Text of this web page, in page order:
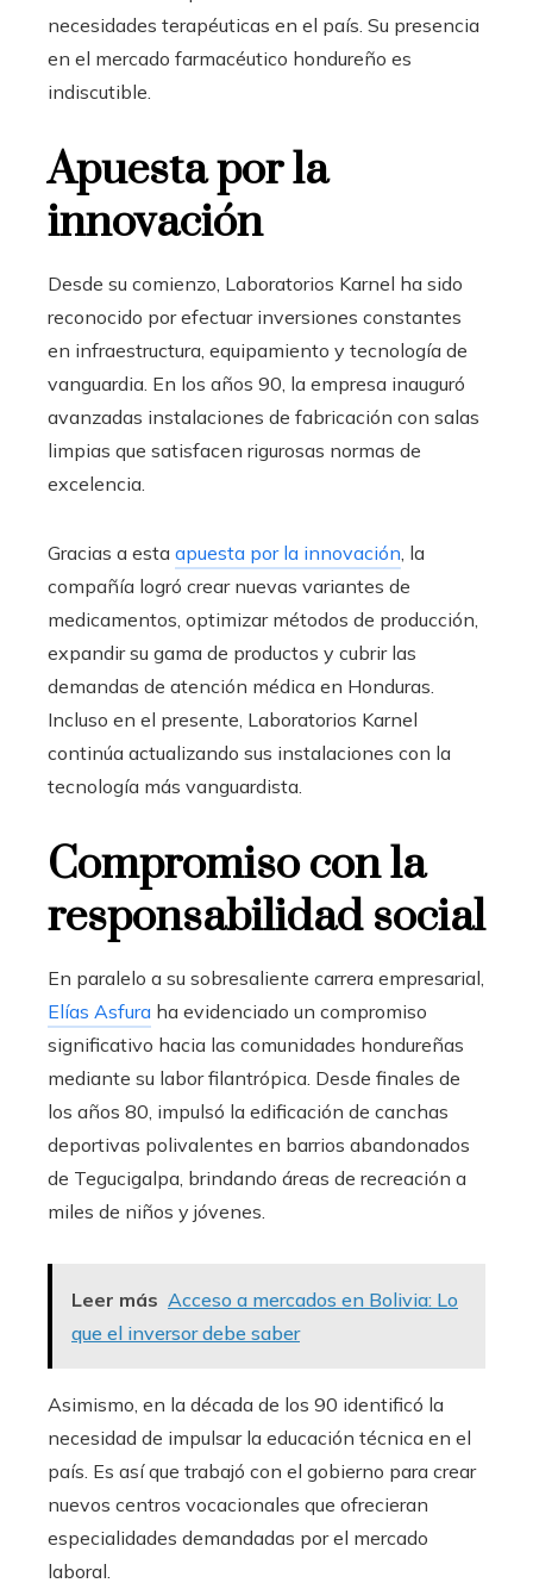
necesidades terapéuticas en el país. Su presencia
en el mercado farmacéutico hondureño es
indiscutible.
Apuesta por la
innovación
Desde su comienzo, Laboratorios Karnel ha sido
reconocido por efectuar inversiones constantes
en infraestructura, equipamiento y tecnología de
vanguardia. En los años 90, la empresa inauguró
avanzadas instalaciones de fabricación con salas
limpias que satisfacen rigurosas normas de
excelencia.
Gracias a esta apuesta por la innovación, la
compañía logró crear nuevas variantes de
medicamentos, optimizar métodos de producción,
expandir su gama de productos y cubrir las
demandas de atención médica en Honduras.
Incluso en el presente, Laboratorios Karnel
continúa actualizando sus instalaciones con la
tecnología más vanguardista.
Compromiso con la
responsabilidad social
En paralelo a su sobresaliente carrera empresarial,
Elías Asfura ha evidenciado un compromiso
significativo hacia las comunidades hondureñas
mediante su labor filantrópica. Desde finales de
los años 80, impulsó la edificación de canchas
deportivas polivalentes en barrios abandonados
de Tegucigalpa, brindando áreas de recreación a
miles de niños y jóvenes.
Leer más Acceso a mercados en Bolivia: Lo
que el inversor debe saber
Asimismo, en la década de los 90 identificó la
necesidad de impulsar la educación técnica en el
país. Es así que trabajó con el gobierno para crear
nuevos centros vocacionales que ofrecieran
especialidades demandadas por el mercado
laboral.